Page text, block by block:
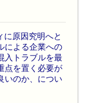
に原因究明へと
による企業への
入トラブルを最
点を置く必要が
いのか、につい